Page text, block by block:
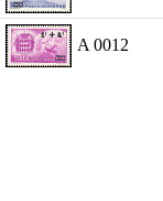
A 0012